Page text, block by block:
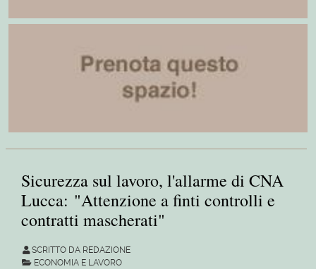
Sicurezza sul lavoro, l'allarme di CNA
Lucca: "Attenzione a finti controlli e
contratti mascherati"
SCRITTO DA REDAZIONE
ECONOMIA E LAVORO